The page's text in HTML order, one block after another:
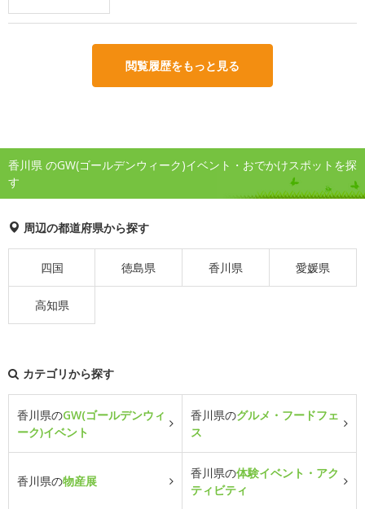
閲覧履歴をもっと見る
香川県 のGW(ゴールデンウィーク)イベント・おでかけスポットを探
す
周辺の都道府県から探す
四国 徳島県 香川県 愛媛県
高知県
カテゴリから探す
香川県のGW(ゴールデンウィ
ーク)イベント
香川県のグルメ・フードフェ
ス
香川県の物産展
香川県の体験イベント・アク
ティビティ